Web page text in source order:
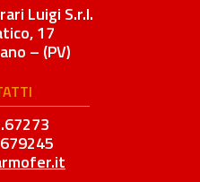
Luigi S.r.l.
17
– (PV)